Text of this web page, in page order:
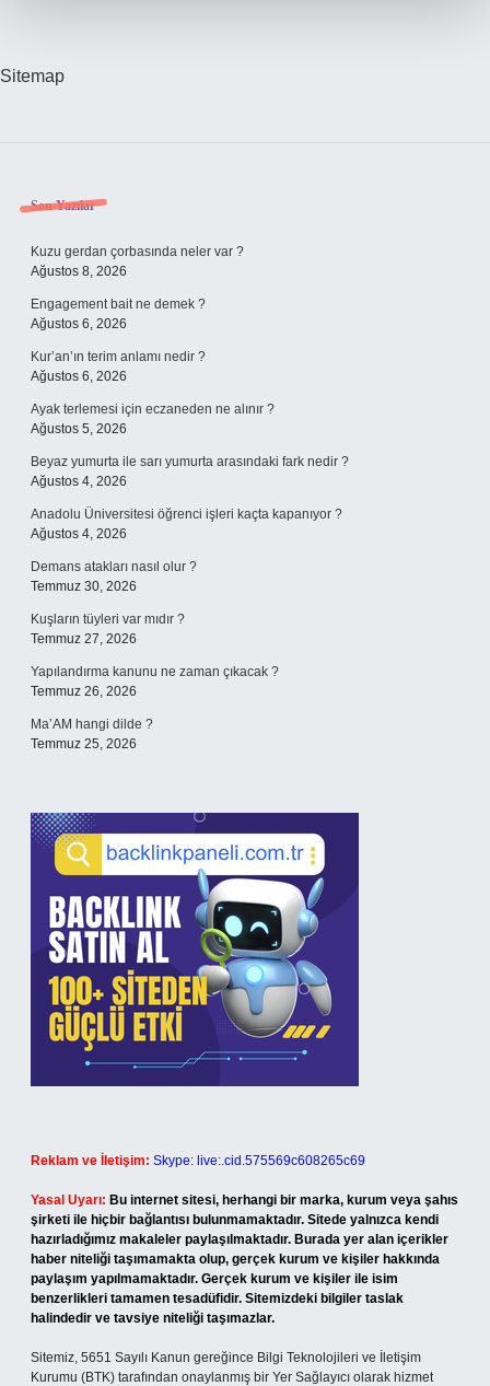
Sitemap
Sidebar
Son Yazılar
Kuzu gerdan çorbasında neler var ?
Ağustos 8, 2026
Engagement bait ne demek ?
Ağustos 6, 2026
Kur’an’ın terim anlamı nedir ?
Ağustos 6, 2026
Ayak terlemesi için eczaneden ne alınır ?
Ağustos 5, 2026
Beyaz yumurta ile sarı yumurta arasındaki fark nedir ?
Ağustos 4, 2026
Anadolu Üniversitesi öğrenci işleri kaçta kapanıyor ?
Ağustos 4, 2026
Demans atakları nasıl olur ?
Temmuz 30, 2026
Kuşların tüyleri var mıdır ?
Temmuz 27, 2026
Yapılandırma kanunu ne zaman çıkacak ?
Temmuz 26, 2026
Ma’AM hangi dilde ?
Temmuz 25, 2026
Reklam ve İletişim: Skype: live:.cid.575569c608265c69
Yasal Uyarı: Bu internet sitesi, herhangi bir marka, kurum veya şahıs
şirketi ile hiçbir bağlantısı bulunmamaktadır. Sitede yalnızca kendi
hazırladığımız makaleler paylaşılmaktadır. Burada yer alan içerikler
haber niteliği taşımamakta olup, gerçek kurum ve kişiler hakkında
paylaşım yapılmamaktadır. Gerçek kurum ve kişiler ile isim
benzerlikleri tamamen tesadüfidir. Sitemizdeki bilgiler taslak
halindedir ve tavsiye niteliği taşımazlar.
Sitemiz, 5651 Sayılı Kanun gereğince Bilgi Teknolojileri ve İletişim
Kurumu (BTK) tarafından onaylanmış bir Yer Sağlayıcı olarak hizmet